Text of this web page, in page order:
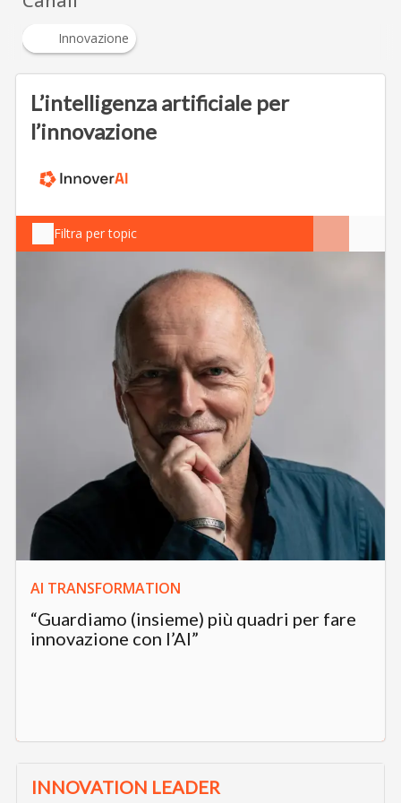
Innovazione
L’intelligenza artificiale per
l’innovazione
Filtra per topic
AI TRANSFORMATION
“Guardiamo (insieme) più quadri per fare
innovazione con l’AI”
INNOVATION LEADER